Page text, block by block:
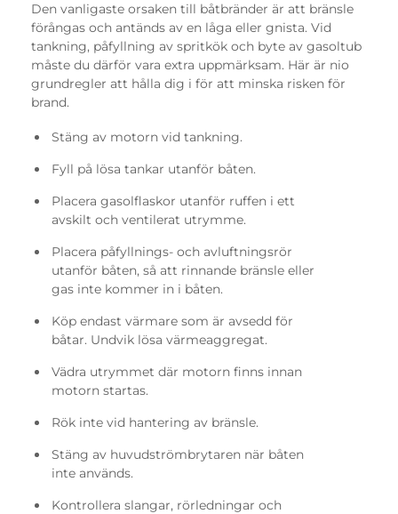
Den vanligaste orsaken till båtbränder är att bränsle
förångas och antänds av en låga eller gnista. Vid
tankning, påfyllning av spritkök och byte av gasoltub
måste du därför vara extra uppmärksam. Här är nio
grundregler att hålla dig i för att minska risken för
brand.
Stäng av motorn vid tankning.
Fyll på lösa tankar utanför båten.
Placera gasolflaskor utanför ruffen i ett
avskilt och ventilerat utrymme.
Placera påfyllnings- och avluftningsrör
utanför båten, så att rinnande bränsle eller
gas inte kommer in i båten.
Köp endast värmare som är avsedd för
båtar. Undvik lösa värmeaggregat.
Vädra utrymmet där motorn finns innan
motorn startas.
Rök inte vid hantering av bränsle.
Stäng av huvudströmbrytaren när båten
inte används.
Kontrollera slangar, rörledningar och